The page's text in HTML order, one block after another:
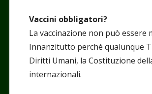
Vaccini obbligatori?
La vaccinazione non può
Innanzitutto perché qualunque
Diritti Umani, la Costituzione
internazionali.